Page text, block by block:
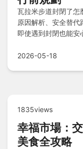
瓦拉米步道封閉了怎
原因解析、安全替
即使遇到封閉也能安
2026-05-18
1835views
幸福市場：
美食全攻略